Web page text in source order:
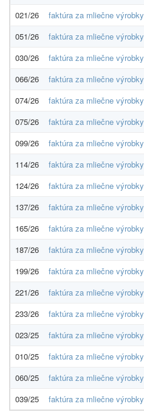
021/26
faktúra za mliečne výrobky
051/26
faktúra za mliečne výrobky
030/26
faktúra za mliečne výrobky
066/26
faktúra za mliečne výrobky
074/26
faktúra za mliečne výrobky
075/26
faktúra za mliečne výrobky
099/26
faktúra za mliečne výrobky
114/26
faktúra za mliečne výrobky
124/26
faktúra za mliečne výrobky
137/26
faktúra za mliečne výrobky
165/26
faktúra za mliečne výrobky
187/26
faktúra za mliečne výrobky
199/26
faktúra za mliečne výrobky
221/26
faktúra za mliečne výrobky
233/26
faktúra za mliečne výrobky
023/25
faktúra za mliečne výrobky
010/25
faktúra za mliečne výrobky
060/25
faktúra za mliečne výrobky
039/25
faktúra za mliečne výrobky